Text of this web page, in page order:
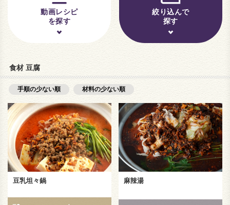
動画レシピ
を探す
絞り込んで
探す
食材 豆腐
手順の少ない順 材料の少ない順
豆乳坦々鍋 麻辣湯